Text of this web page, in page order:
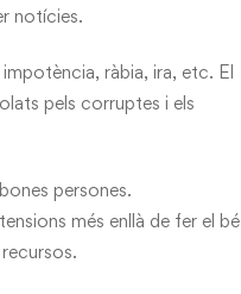
notícies.
ràbia, ira, etc. El
pels corruptes i els
persones.
més enllà de fer el bé